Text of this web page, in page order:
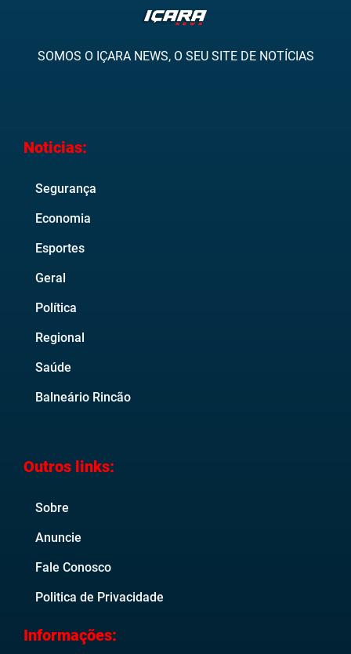
SOMOS O IÇARA NEWS, O SEU SITE DE NOTÍCIAS
Noticias:
Segurança
Economia
Esportes
Geral
Política
Regional
Saúde
Balneário Rincão
Outros links:
Sobre
Anuncie
Fale Conosco
Politica de Privacidade
Informações: